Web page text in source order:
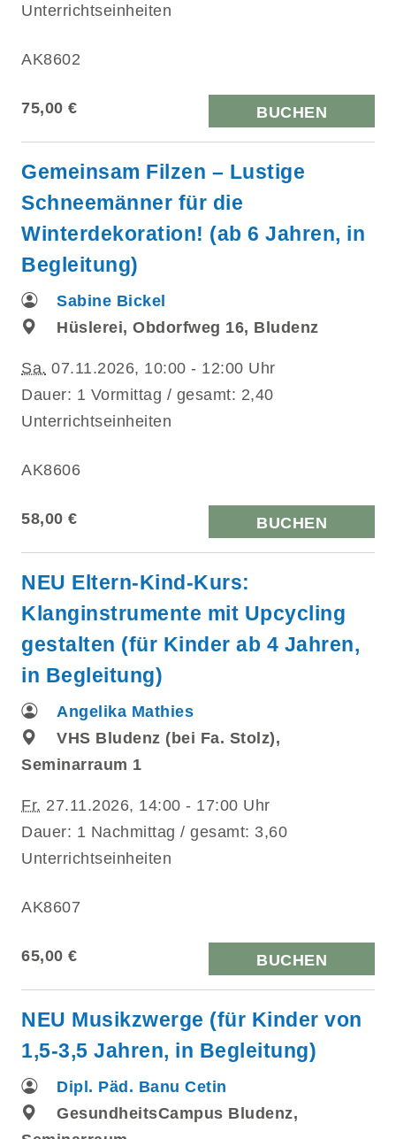
Unterrichtseinheiten
AK8602
75,00 € BUCHEN
Gemeinsam Filzen – Lustige
Schneemänner für die
Winterdekoration! (ab 6 Jahren, in
Begleitung)
Sabine Bickel
Hüslerei, Obdorfweg 16, Bludenz
Sa. 07.11.2026, 10:00 - 12:00 Uhr
Dauer: 1 Vormittag / gesamt: 2,40
Unterrichtseinheiten
AK8606
58,00 € BUCHEN
NEU Eltern-Kind-Kurs:
Klanginstrumente mit Upcycling
gestalten (für Kinder ab 4 Jahren,
in Begleitung)
Angelika Mathies
VHS Bludenz (bei Fa. Stolz),
Seminarraum 1
Fr. 27.11.2026, 14:00 - 17:00 Uhr
Dauer: 1 Nachmittag / gesamt: 3,60
Unterrichtseinheiten
AK8607
65,00 € BUCHEN
NEU Musikzwerge (für Kinder von
1,5-3,5 Jahren, in Begleitung)
Dipl. Päd. Banu Cetin
GesundheitsCampus Bludenz,